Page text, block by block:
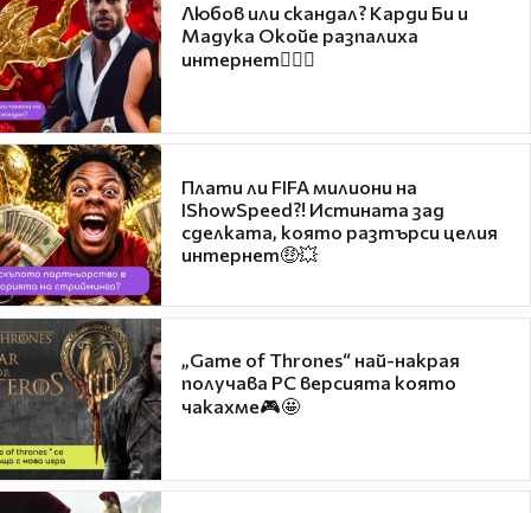
Любов или скандал? Карди Би и
Мадука Окойе разпалиха
интернет❤️‍🔥🔥
Плати ли FIFA милиони на
IShowSpeed?! Истината зад
сделката, която разтърси целия
интернет🤑💥
„Game of Thrones“ най-накрая
получава PC версията която
чакахме🎮🤩